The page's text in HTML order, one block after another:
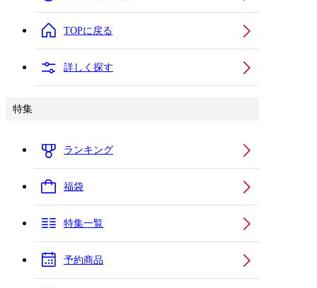
TOPに戻る
詳しく探す
特集
ランキング
福袋
特集一覧
予約商品